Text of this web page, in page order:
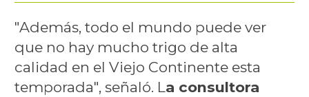
"Además, todo el mundo puede ver
que no hay mucho trigo de alta
calidad en el Viejo Continente esta
temporada", señaló. La consultora